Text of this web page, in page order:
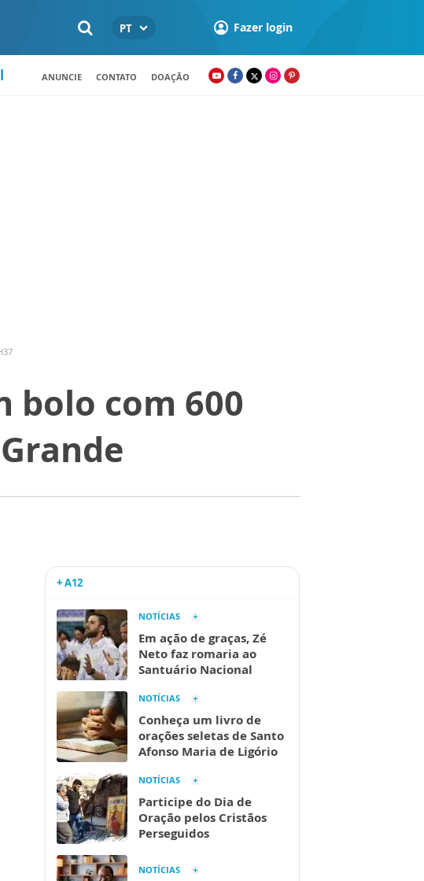
PT Fazer login
ANUNCIE CONTATO DOAÇÃO
bolo com 600
+ A12
NOTÍCIAS
Em ação de graças, Zé
Neto faz romaria ao
Santuário Nacional
NOTÍCIAS
Conheça um livro de
orações seletas de Santo
Afonso Maria de Ligório
NOTÍCIAS
Participe do Dia de
Oração pelos Cristãos
Perseguidos
NOTÍCIAS